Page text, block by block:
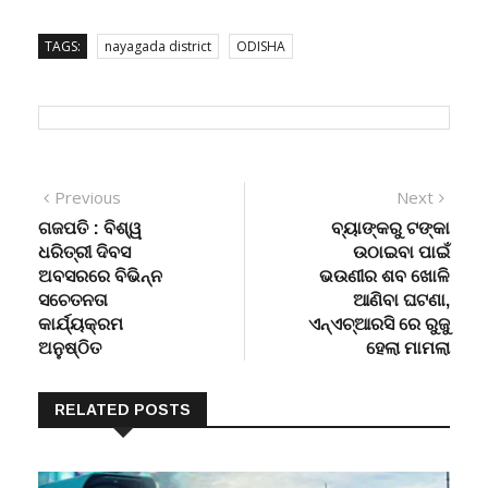
TAGS: nayagada district ODISHA
Post
navigation
Previous
post:
ଗଜପତି : ବିଶ୍ୱ
ଧରିତ୍ରୀ ଦିବସ
ଅବସରରେ ବିଭିନ୍ନ
ସଚେତନତା
କାର୍ଯ୍ୟକ୍ରମ
ଅନୁଷ୍ଠିତ
Next
post:
ବ୍ୟାଙ୍କରୁ ଟଙ୍କା
ଉଠାଇବା ପାଇଁ
ଭଉଣୀର ଶବ ଖୋଳି
ଆଣିବା ଘଟଣା,
ଏନ୍‌ଏଚ୍‌ଆରସି ରେ ରୁଜୁ
ହେଲା ମାମଲା
RELATED POSTS